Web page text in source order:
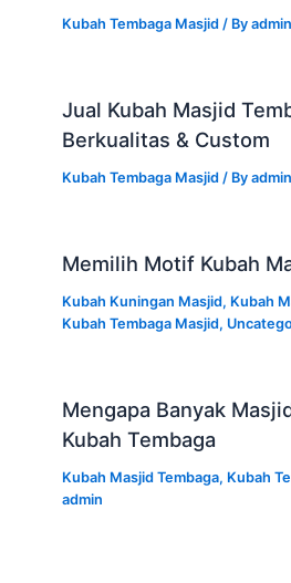
Kubah Tembaga Masjid / Byadmin
Jual Kubah Masjid
Berkualitas & Custom
Kubah Tembaga Masjid / Byadmin
Memilih Motif Kubah
Kubah Kuningan Masjid, Kubah
Kubah Tembaga Masjid,
Mengapa Banyak
Kubah Tembaga
Kubah Masjid Tembaga, Kubah
admin